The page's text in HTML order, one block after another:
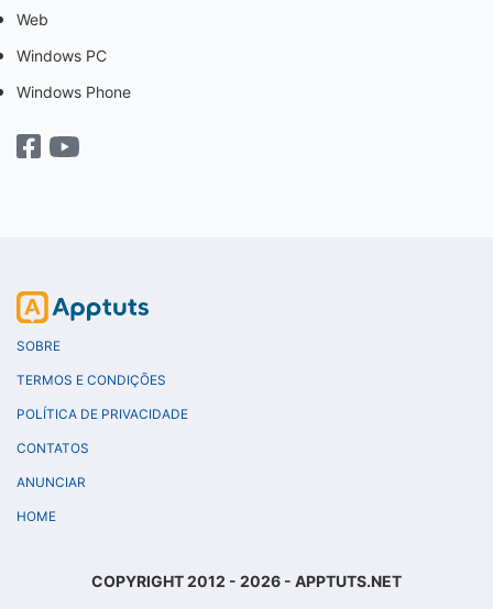
Web
Windows PC
Windows Phone
SOBRE
TERMOS E CONDIÇÕES
POLÍTICA DE PRIVACIDADE
CONTATOS
ANUNCIAR
HOME
COPYRIGHT 2012 - 2026 - APPTUTS.NET